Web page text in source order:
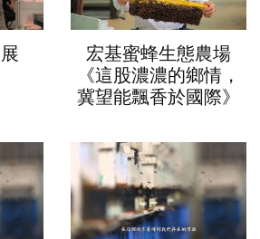
宏基蜜蜂生態農場
《這股濃濃的鄉情，
冀望能飄香於國際》